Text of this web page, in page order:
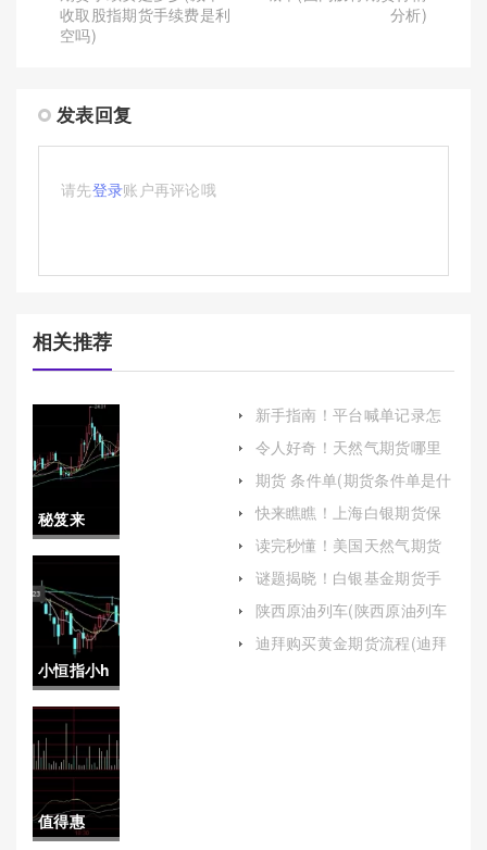
收取股指期货手续费是利
空吗)
分析)
发表回复
请先登录账户再评论哦
相关推荐
秘笈来
袭！北京
外盘期货
直播间喊
单(帮助投
资者更好
地把握市
场机会，
小恒指小h
指期货保
证金(保证
金200元小
恒指期货)
值得惠
新手指南！平台喊单记录怎
么找回期货(期货喊单亏损怎
么追回)
令人好奇！天然气期货哪里
开户：从入门到精通
期货 条件单(期货条件单是什
么意思)
快来瞧瞧！上海白银期货保
证金（深入解析与投资策
略）
读完秒懂！美国天然气期货
开户流程（帮助投资者了解
如何进入这一市场）
谜题揭晓！白银基金期货手
续费(白银基金跟白银期货套
利)
陕西原油列车(陕西原油列车
最新消息)
迪拜购买黄金期货流程(迪拜